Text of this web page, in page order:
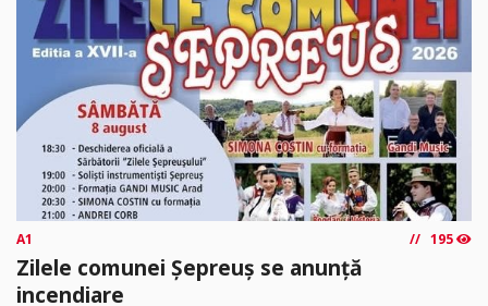
A1 195
Zilele comunei Șepreuș se anunță
incendiare